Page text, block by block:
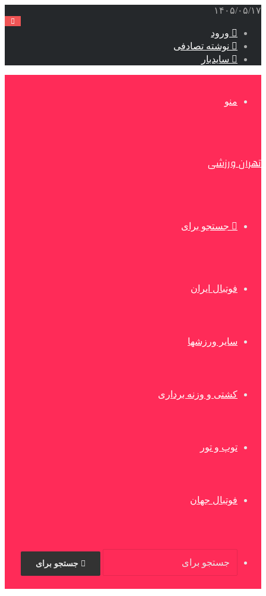
۱۴۰۵/۰۵/۱۷
ورود
نوشته تصادفی
سایدبار
منو
تهران ورزشی
جستجو برای
فوتبال ایران
سایر ورزشها
کشتی و وزنه برداری
توپ و تور
فوتبال جهان
جستجو برای